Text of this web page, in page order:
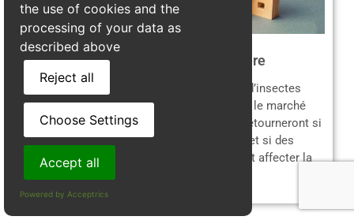
Perte de valeur immobilière
Une maison avec une
d’insectes
xylophages verra sa valeur dégringoler sur le marché
immobilier. Les acheteurs potentiels se détourneront si
des signes d’infestation sont découverts, et si des
réparations sont nécessaires, cela pourrait affecter la
the use of cookies and the
processing of your data as
described above
Reject all
Choose Settings
Accept all
Powered by Acceptrics